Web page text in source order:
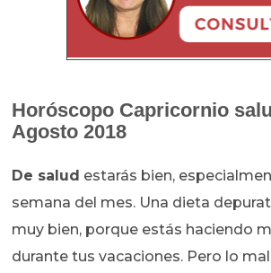
Horóscopo Capricornio
Agosto 2018
De salud estarás bien,
semana del mes. Una dieta
muy bien, porque estás haciendo
durante tus vacaciones. Pero lo